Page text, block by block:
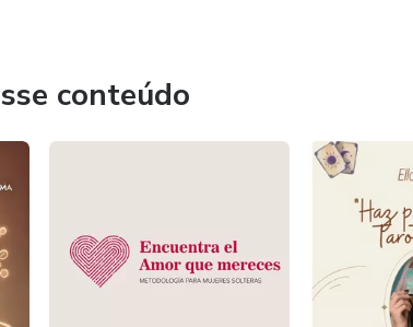
conteúdo